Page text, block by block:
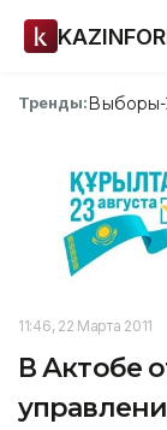
Тренды:Выборы-
11:46, 22 Марта 2011
В Актобе